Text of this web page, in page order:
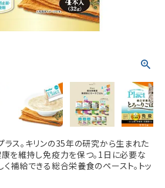
ス。キリンの35年の研究から生まれた
を維持し免疫力を保つ。1日に必要な
補給できる総合栄養食のペースト。トッ